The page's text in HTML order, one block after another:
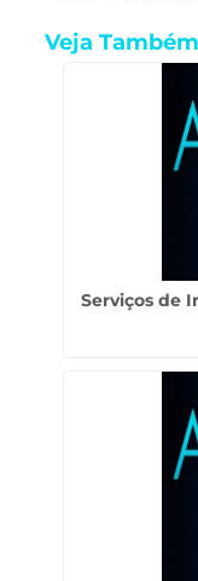
Veja Também
Serviços de